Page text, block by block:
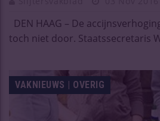
DEN HAAG – De
toch niet door. Staatssecretaris
VAKNIEUWS | OVERIG